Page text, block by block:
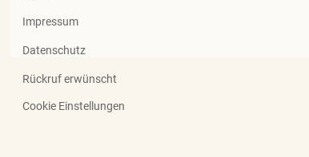
Impressum
Datenschutz
Rückruf erwünscht
Cookie Einstellungen